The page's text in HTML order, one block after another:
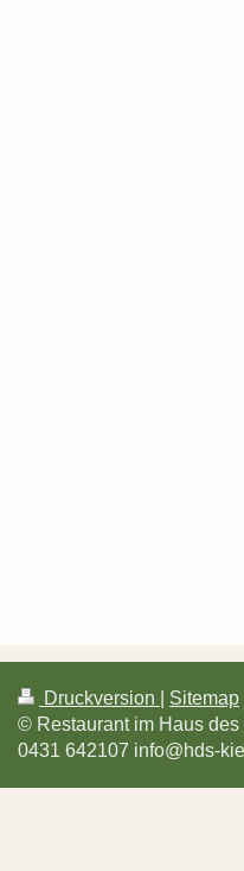
Druckversion
Sitemap
© Restaurant im Haus
0431 642107 info@hds-